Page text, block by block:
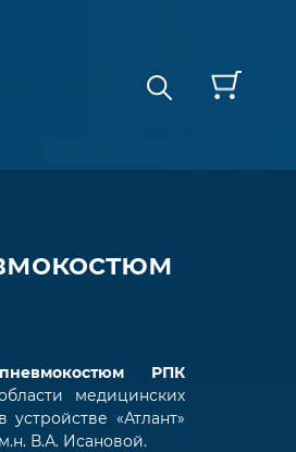
РПК
медицинских
«Атлант»
В.А. Исановой.